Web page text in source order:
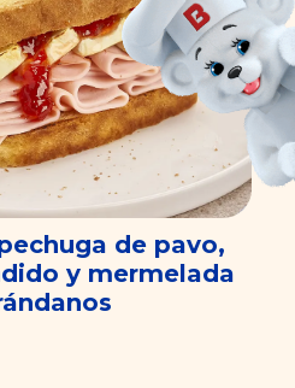
de pavo,
y mermelada